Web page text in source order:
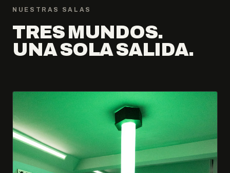
NUESTRAS SALAS
TRES MUNDOS.
UNA SOLA SALIDA.